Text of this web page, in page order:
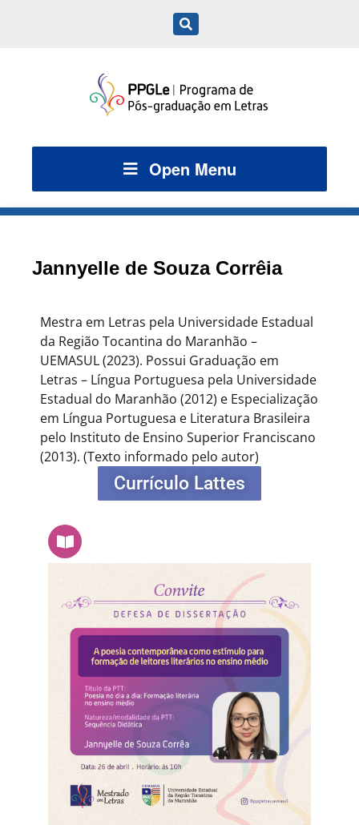
Open Menu
Jannyelle de Souza Corrêia
Mestra em Letras pela Universidade Estadual
da Região Tocantina do Maranhão –
UEMASUL (2023). Possui Graduação em
Letras – Língua Portuguesa pela Universidade
Estadual do Maranhão (2012) e Especialização
em Língua Portuguesa e Literatura Brasileira
pelo Instituto de Ensino Superior Franciscano
(2013). (Texto informado pelo autor)
Currículo Lattes